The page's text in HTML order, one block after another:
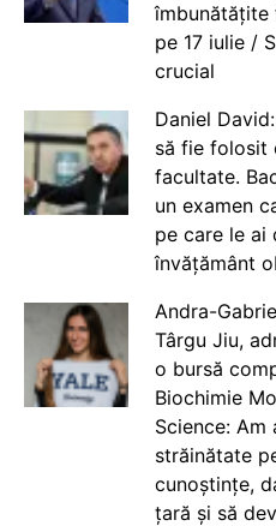
îmbunătățite
pe 17 iulie /
crucial
Daniel
să fie folosit
facultate.
un examen
pe care le ai
învățământ
Andra-
Târgu Jiu,
o bursă
Biochimie
Science:
străinătate
cunoștințe,
țară și să